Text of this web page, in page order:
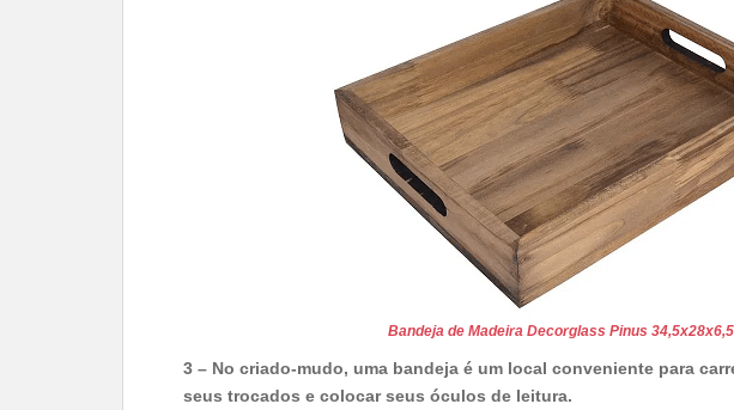
Bandeja de Madeira Decorglass Pinus
3 – No criado-mudo, uma bandeja é um local conveniente para
seus trocados e colocar seus óculos de leitura.